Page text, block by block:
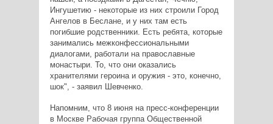
Ингушетию - некоторые из них строили Город
Ангелов в Беслане, и у них там есть
погибшие родственники. Есть ребята, которые
занимались межконфессиональными
диалогами, работали на православные
монастыри. То, что они оказались
хранителями героина и оружия - это, конечно,
шок", - заявил Шевченко.
Напомним, что 8 июня на пресс-конференции
в Москве Рабочая группа Общественной